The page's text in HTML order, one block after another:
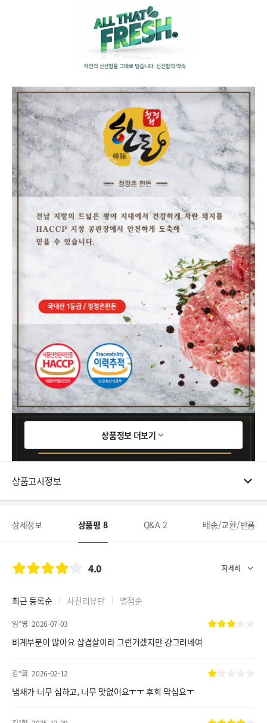
상품정보 더보기
상품고시정보
상세정보 상품평 8 Q&A 2 배송/교환/반품
4.0
최근 등록순 사진리뷰만 별점순
임*영 2026-07-03
비계부분이 많아요 삽겹살이라 그런거겠지만 걍그러네여
강*희 2026-02-12
냄새가 너무 심하고, 너무 맛없어요ㅜㅜ 후회 막심요ㅜ